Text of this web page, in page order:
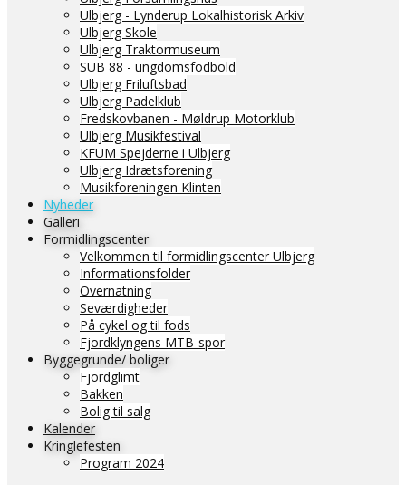
Ulbjerg - Lynderup Lokalhistorisk Arkiv
Ulbjerg Skole
Ulbjerg Traktormuseum
SUB 88 - ungdomsfodbold
Ulbjerg Friluftsbad
Ulbjerg Padelklub
Fredskovbanen - Møldrup Motorklub
Ulbjerg Musikfestival
KFUM Spejderne i Ulbjerg
Ulbjerg Idrætsforening
Musikforeningen Klinten
Nyheder
Galleri
Formidlingscenter
Velkommen til formidlingscenter Ulbjerg
Informationsfolder
Overnatning
Seværdigheder
På cykel og til fods
Fjordklyngens MTB-spor
Byggegrunde/ boliger
Fjordglimt
Bakken
Bolig til salg
Kalender
Kringlefesten
Program 2024